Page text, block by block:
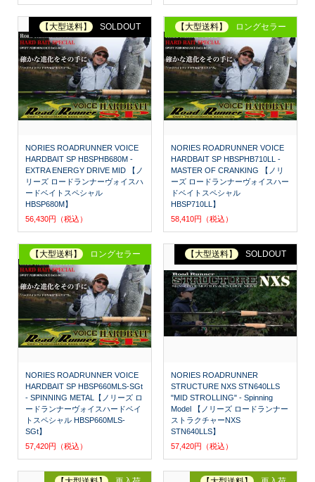
NORIES ROADRUNNER VOICE
HARDBAIT SP HBSPHB680M -
EXTRA ENERGY DRIVE MID 【ノ
リーズ ロードランナーヴォイスハ
ードベイトスペシャル
HBSP680M】
56,430円（税込）
【大型送料】 SOLDOUT
NORIES ROADRUNNER VOICE
HARDBAIT SP HBSPHB710LL -
MASTER OF CRANKING 【ノリ
ーズ ロードランナーヴォイスハー
ドベイトスペシャル
HBSP710LL】
58,410円（税込）
【大型送料】 ロングセラー
NORIES ROADRUNNER VOICE
HARDBAIT SP HBSP660MLS-SGt
- SPINNING METAL【ノリーズ ロ
ードランナーヴォイスハードベイ
トスペシャル HBSP660MLS-
SGt】
57,420円（税込）
【大型送料】 ロングセラー
NORIES ROADRUNNER
STRUCTURE NXS STN640LLS
"MID STROLLING" - Spinning
Model 【ノリーズ ロードランナー
ストラクチャーNXS
STN640LLS】
57,420円（税込）
【大型送料】 SOLDOUT